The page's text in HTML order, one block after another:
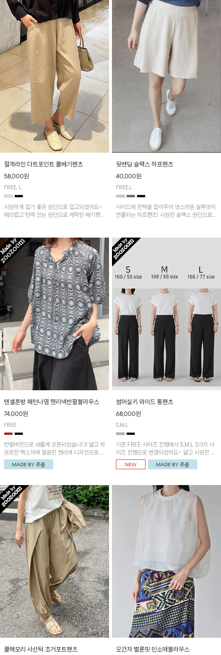
절개라인 다트포인트 쿨배기팬츠
58,000원
FREE, L
시원하게 입기 좋은 원단으로 입고되었어요~
매끄럽고 탄력 있는 원단으로 제작된 배기팬츠
뒷밴딩 슬랙스 하프팬츠
40,000원
FREE,L
사이드에 핀턱을 잡아주어 멋스러운 실루엣이
연출되는 하프팬츠! 시원한 슬랙스 원단으로
텐셀혼방 패턴나염 헨리넥반팔블라우스
74,000원
FREE
반팔버전으로 새롭게 오픈되었습니다! 얇고 차
르르한 텍스처에 깔끔한 헨리넥 디자인으로 제
작된 블라우스예요~볼륨감있는 소매 셔링과
세련된 나염패턴으로 유니크한 매력 UP!
썸머실키 와이드 통팬츠
68,000원
S,M,L
기존 FREE 사이즈 진행에서 S,M,L 3가지 사
이즈 진행으로 변경되었어요~ 얇고 시원한 원
단으로 제작된 와이드팬츠! 베이직한 디자인으
로 코디 활용도가 높은 아이템이에요~
쿨메모리 사선턱 조거포트팬츠
오간자 벌룬핏 민소매블라우스